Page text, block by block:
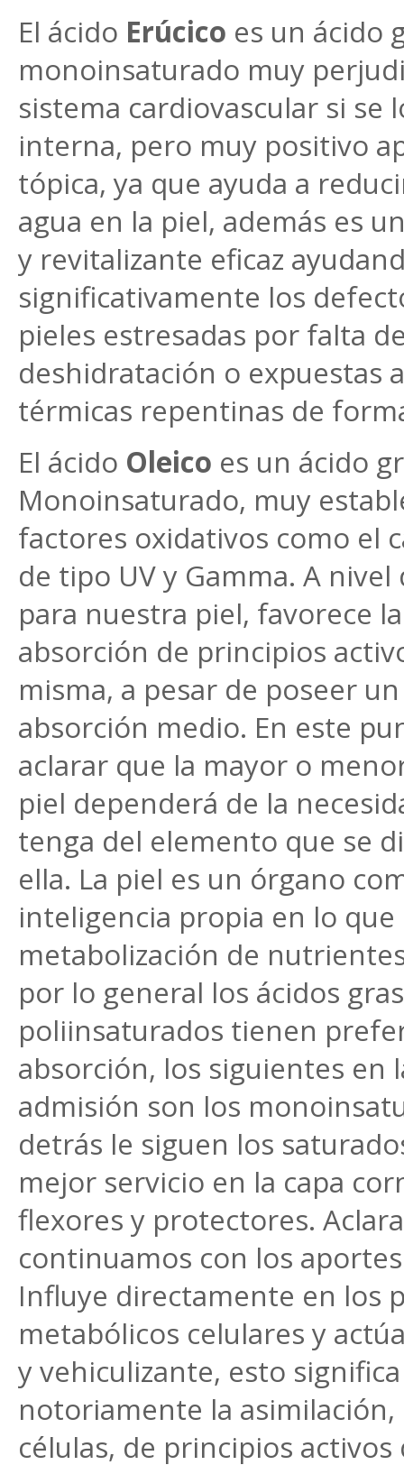
El ácido Erúcico es un ácido
monoinsaturado muy
sistema cardiovascular si se
interna, pero muy positivo
tópica, ya que ayuda a
agua en la piel, además es
y revitalizante eficaz
significativamente los
pieles estresadas por falta
deshidratación o expuestas
térmicas repentinas de
El ácido Oleico es un ácido
Monoinsaturado, muy
factores oxidativos como el
de tipo UV y Gamma. A
para nuestra piel, favorece
absorción de principios
misma, a pesar de poseer
absorción medio. En este
aclarar que la mayor o
piel dependerá de la
tenga del elemento que se
ella. La piel es un órgano
inteligencia propia en lo que
metabolización de
por lo general los ácidos
poliinsaturados tienen
absorción, los siguientes en
admisión son los
detrás le siguen los
mejor servicio en la capa
flexores y protectores.
continuamos con los
Influye directamente en los
metabólicos celulares y
y vehiculizante, esto
notoriamente la
células, de principios activos